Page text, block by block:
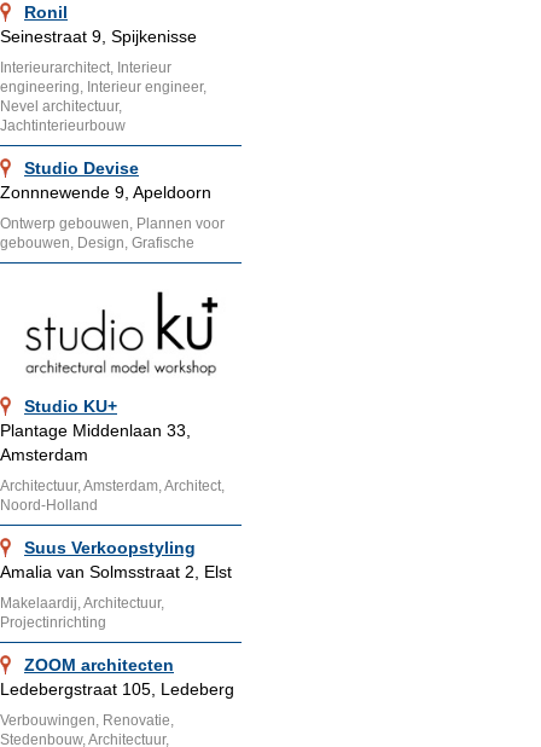
Ronil
Seinestraat 9, Spijkenisse
Interieurarchitect, Interieur
engineering, Interieur engineer,
Nevel architectuur,
Jachtinterieurbouw
Studio Devise
Zonnnewende 9, Apeldoorn
Ontwerp gebouwen, Plannen voor
gebouwen, Design, Grafische
Studio KU+
Plantage Middenlaan 33,
Amsterdam
Architectuur, Amsterdam, Architect,
Noord-Holland
Suus Verkoopstyling
Amalia van Solmsstraat 2, Elst
Makelaardij, Architectuur,
Projectinrichting
ZOOM architecten
Ledebergstraat 105, Ledeberg
Verbouwingen, Renovatie,
Stedenbouw, Architectuur,